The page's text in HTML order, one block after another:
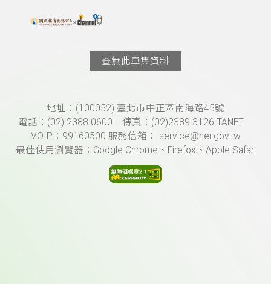
上方功能區塊
搜尋關鍵字：可輸入節目名稱、主持人或關鍵字
查無此單集資料
頁尾資訊地址：(100052) 臺北市中正區南海路45號
電話：(02) 2388-0600 傳真：(02)2389-3126 TANET
VOIP：99160500 服務信箱： service@ner.gov.tw
最佳使用瀏覽器：Google Chrome、Firefox、Apple Safari